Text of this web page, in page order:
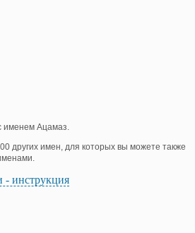
именем Ацамаз.
других имен, для которых вы можете также
- инструкция